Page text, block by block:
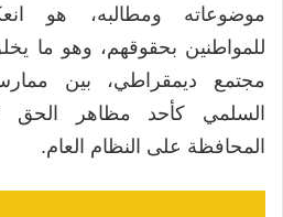
موضوعاته ومطالبه، هو
للمواطنين بحقوقهم، وهو ما
مجتمع ديمقراطي، بين
السلمي كأحد مظاهر الحق
المحافظة على النظام العام.